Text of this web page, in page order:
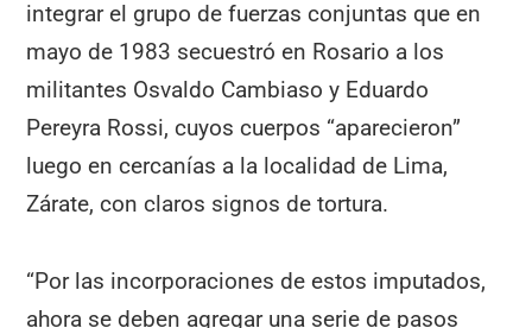
integrar el grupo de fuerzas conjuntas que en
mayo de 1983 secuestró en Rosario a los
militantes Osvaldo Cambiaso y Eduardo
Pereyra Rossi, cuyos cuerpos “aparecieron”
luego en cercanías a la localidad de Lima,
Zárate, con claros signos de tortura.
“Por las incorporaciones de estos imputados,
ahora se deben agregar una serie de pasos